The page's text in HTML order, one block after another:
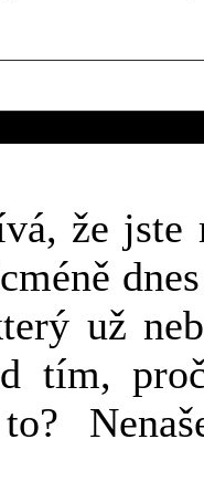
že jste
už
tím,